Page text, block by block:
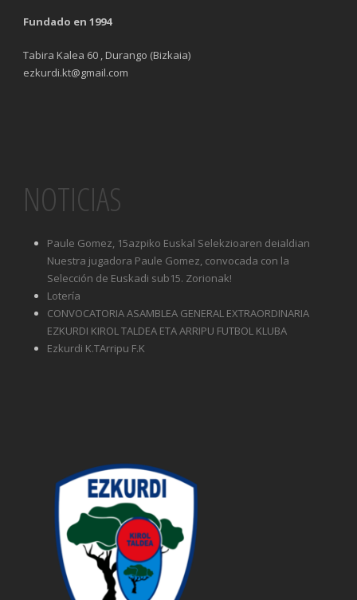
Fundado en 1994
Tabira Kalea 60 , Durango (Bizkaia)
ezkurdi.kt@gmail.com
NOTICIAS
Paule Gomez, 15azpiko Euskal Selekzioaren deialdian
Nuestra jugadora Paule Gomez, convocada con la
Selección de Euskadi sub15. Zorionak!
Lotería
CONVOCATORIA ASAMBLEA GENERAL EXTRAORDINARIA
EZKURDI KIROL TALDEA ETA ARRIPU FUTBOL KLUBA
Ezkurdi K.TArripu F.K